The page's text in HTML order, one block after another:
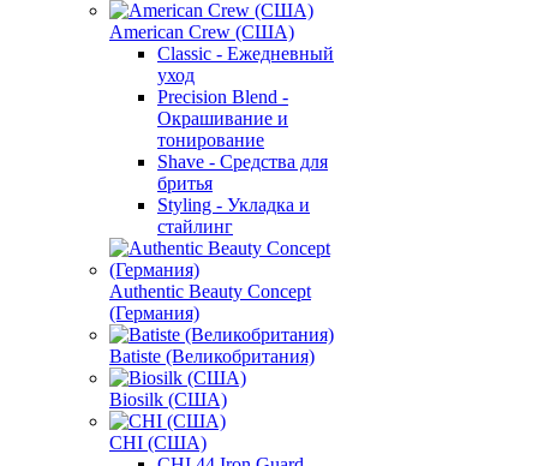
American Crew (США)
Classic - Ежедневный
уход
Precision Blend -
Окрашивание и
тонирование
Shave - Средства для
бритья
Styling - Укладка и
стайлинг
Authentic Beauty Concept
(Германия)
Batiste (Великобритания)
Biosilk (США)
CHI (США)